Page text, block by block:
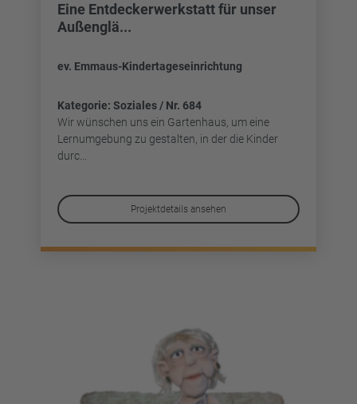
Eine Entdeckerwerkstatt für unser
Außenglä...
ev. Emmaus-Kindertageseinrichtung
Kategorie: Soziales / Nr. 684
Wir wünschen uns ein Gartenhaus, um eine
Lernumgebung zu gestalten, in der die Kinder
durc...
Projektdetails ansehen